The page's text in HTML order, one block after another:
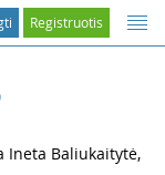
Registruotis
Ineta Baliukaitytė,